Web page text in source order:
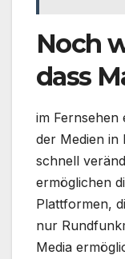
Noch
dass
im Fernsehen
der Medien in
schnell
ermöglichen
Plattformen,
nur
Media